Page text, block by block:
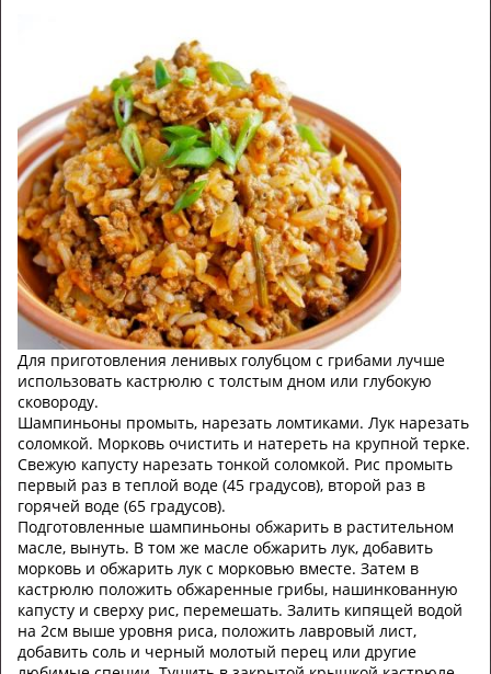
Для приготовления ленивых голубцом с грибами лучше
использовать кастрюлю с толстым дном или глубокую
сковороду.
Шампиньоны промыть, нарезать ломтиками. Лук нарезать
соломкой. Морковь очистить и натереть на крупной терке.
Свежую капусту нарезать тонкой соломкой. Рис промыть
первый раз в теплой воде (45 градусов), второй раз в
горячей воде (65 градусов).
Подготовленные шампиньоны обжарить в растительном
масле, вынуть. В том же масле обжарить лук, добавить
морковь и обжарить лук с морковью вместе. Затем в
кастрюлю положить обжаренные грибы, нашинкованную
капусту и сверху рис, перемешать. Залить кипящей водой
на 2см выше уровня риса, положить лавровый лист,
добавить соль и черный молотый перец или другие